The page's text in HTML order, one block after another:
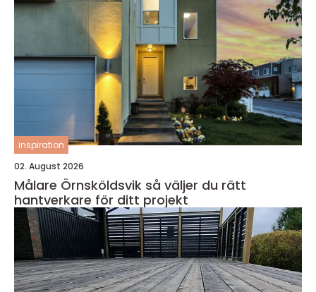
inspiration
02. August 2026
Målare Örnsköldsvik så väljer du rätt
hantverkare för ditt projekt